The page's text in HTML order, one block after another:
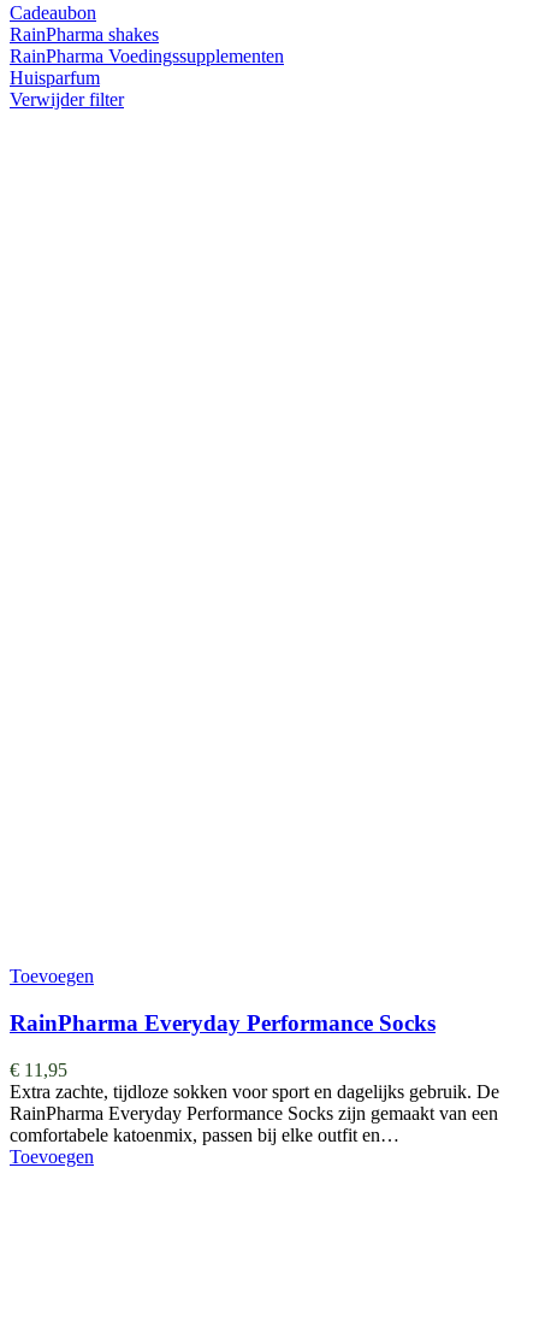
Cadeaubon
RainPharma shakes
RainPharma Voedingssupplementen
Huisparfum
Verwijder filter
Toevoegen
RainPharma Everyday Performance Socks
€ 11,95
Extra zachte, tijdloze sokken voor sport en dagelijks gebruik. De
RainPharma Everyday Performance Socks zijn gemaakt van een
comfortabele katoenmix, passen bij elke outfit en…
Toevoegen